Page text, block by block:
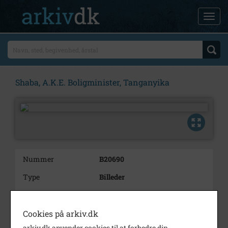
Shaba, A.K.E. Boligminister, Tanganyika
Nummer
B20690
Type
Billeder
Bemærkning
24 negativer.
Cookies på arkiv.dk